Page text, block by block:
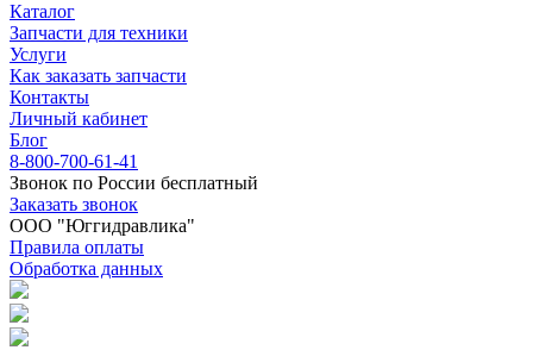
Каталог
Запчасти для техники
Услуги
Как заказать запчасти
Контакты
Личный кабинет
Блог
8-800-700-61-41
Звонок по России бесплатный
Заказать звонок
ООО "Юггидравлика"
Правила оплаты
Обработка данных